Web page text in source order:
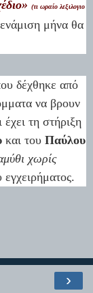
(τι ωραίο λεξιλογιο
μήνα θα
δέχθηκε από
να βρουν
έχει τη στήριξη
και του Παύλου
χωρίς
›